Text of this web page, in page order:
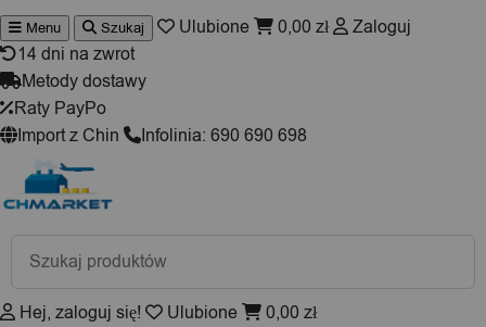
Wyszukiwarka
produktów
Menu Szukaj Ulubione 0,00 zł
Zaloguj
14 dni na zwrot
Metody dostawy
Raty PayPo
Import z Chin
Infolinia: 690 690 698
Wyszukiwarka
produktów
Hej, zaloguj się! Ulubione 0,00 zł